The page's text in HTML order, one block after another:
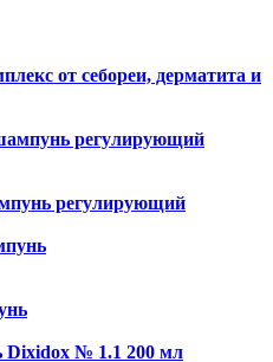
от себореи, дерматита и
регулирующий